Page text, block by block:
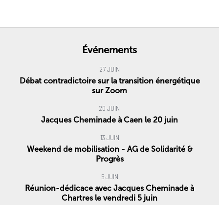
Événements
27 JUIN
Débat contradictoire sur la transition énergétique
sur Zoom
20 JUIN
Jacques Cheminade à Caen le 20 juin
13 JUIN
Weekend de mobilisation - AG de Solidarité &
Progrès
5 JUIN
Réunion-dédicace avec Jacques Cheminade à
Chartres le vendredi 5 juin